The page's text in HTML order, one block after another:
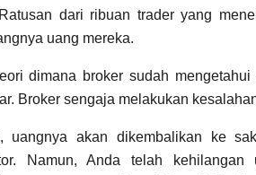
dari ribuan trader yang
uang mereka.
dimana broker sudah
Broker sengaja melakukan
uangnya akan dikembalikan ke
Namun, Anda telah